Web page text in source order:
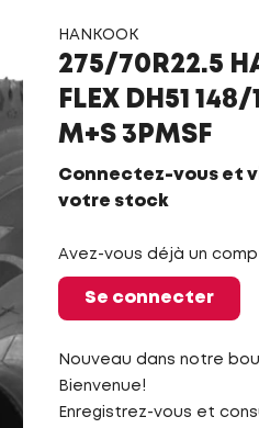
HANKOOK
275/70R22.5
FLEX DH51
M+S 3PMSF
Connectez-vous et
votre stock
Avez-vous déjà un
Se connecter
Nouveau dans notre
Bienvenue!
Enregistrez-vous et